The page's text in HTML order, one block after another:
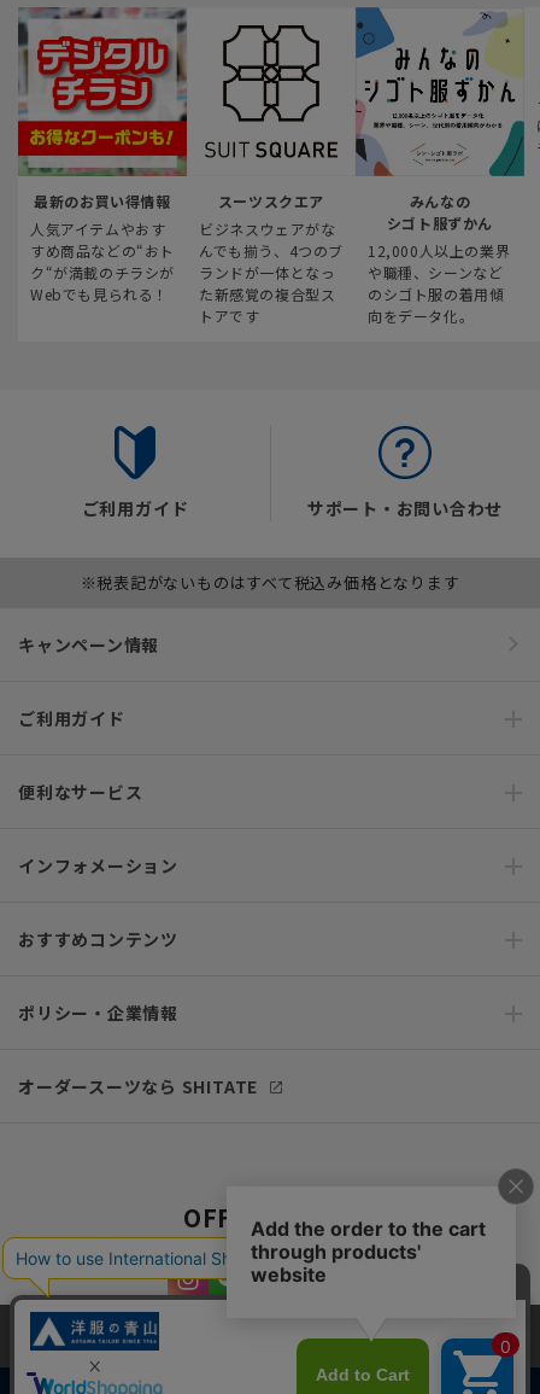
最新のお買い得情報
人気アイテムやおす
すめ商品などの“おト
ク“が満載のチラシが
Webでも見られる！
スーツスクエア
ビジネスウェアがな
んでも揃う、4つのブ
ランドが一体となっ
た新感覚の複合型ス
トアです
みんなの
シゴト服ずかん
12,000人以上の業界
や職種、シーンなど
のシゴト服の着用傾
向をデータ化。
ご利用ガイド サポート・お問い合わせ
※税表記がないものはすべて税込み価格となります
キャンペーン情報
ご利用ガイド
便利なサービス
インフォメーション
おすすめコンテンツ
ポリシー・企業情報
オーダースーツなら SHITATE
OFFICIAL SNS
当サイトでは、快適な閲覧体験とコンテンツ改善のためにCookieを使用